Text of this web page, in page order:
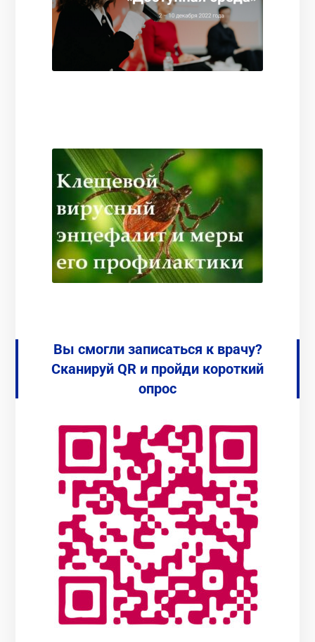
Вы смогли записаться к врачу?
Сканируй QR и пройди короткий
опрос